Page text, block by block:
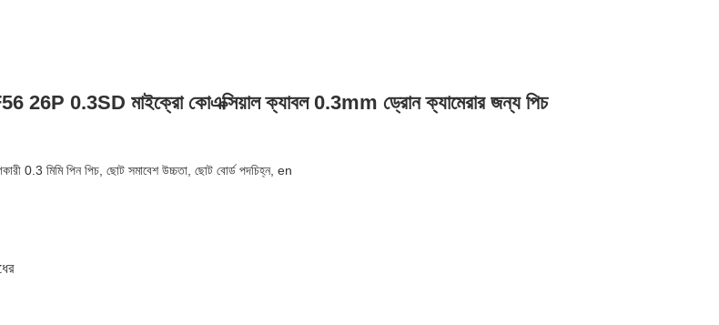
0.3SD মাইক্রো কোএক্সিয়াল ক্যাবল 0.3mm ড্রোন ক্যামেরার জন্য পিচ
0.3 মিমি পিন পিচ, ছোট সমাবেশ উচ্চতা, ছোট বোর্ড পদচিহ্ন, en